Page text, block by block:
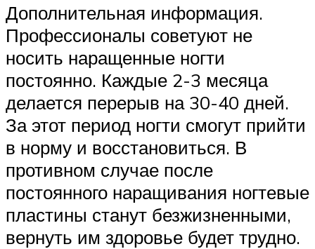
Дополнительная информация.
Профессионалы советуют не
носить наращенные ногти
постоянно. Каждые 2-3 месяца
делается перерыв на 30-40 дней.
За этот период ногти смогут прийти
в норму и восстановиться. В
противном случае после
постоянного наращивания ногтевые
пластины станут безжизненными,
вернуть им здоровье будет трудно.